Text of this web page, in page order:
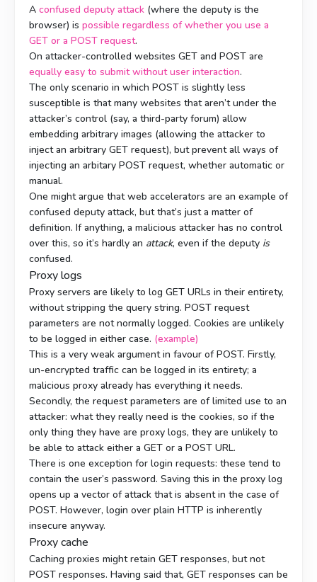
A confused deputy attack (where the deputy is the
browser) is possible regardless of whether you use a
GET or a POST request.
On attacker-controlled websites GET and POST are
equally easy to submit without user interaction.
The only scenario in which POST is slightly less
susceptible is that many websites that aren’t under the
attacker’s control (say, a third-party forum) allow
embedding arbitrary images (allowing the attacker to
inject an arbitrary GET request), but prevent all ways of
injecting an arbitary POST request, whether automatic or
manual.
One might argue that web accelerators are an example of
confused deputy attack, but that’s just a matter of
definition. If anything, a malicious attacker has no control
over this, so it’s hardly an attack, even if the deputy is
confused.
Proxy logs
Proxy servers are likely to log GET URLs in their entirety,
without stripping the query string. POST request
parameters are not normally logged. Cookies are unlikely
to be logged in either case. (example)
This is a very weak argument in favour of POST. Firstly,
un-encrypted traffic can be logged in its entirety; a
malicious proxy already has everything it needs.
Secondly, the request parameters are of limited use to an
attacker: what they really need is the cookies, so if the
only thing they have are proxy logs, they are unlikely to
be able to attack either a GET or a POST URL.
There is one exception for login requests: these tend to
contain the user’s password. Saving this in the proxy log
opens up a vector of attack that is absent in the case of
POST. However, login over plain HTTP is inherently
insecure anyway.
Proxy cache
Caching proxies might retain GET responses, but not
POST responses. Having said that, GET responses can be